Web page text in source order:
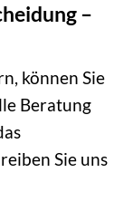
–
können Sie
Beratung
Sie uns